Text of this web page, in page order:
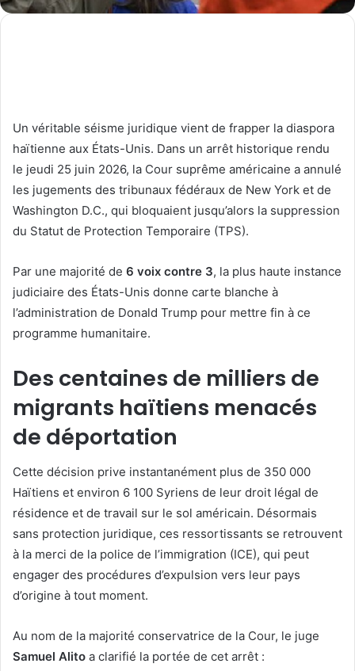
Un véritable séisme juridique vient de frapper la diaspora
haïtienne aux États-Unis. Dans un arrêt historique rendu
le jeudi 25 juin 2026, la Cour suprême américaine a annulé
les jugements des tribunaux fédéraux de New York et de
Washington D.C., qui bloquaient jusqu’alors la suppression
du Statut de Protection Temporaire (TPS).
Par une majorité de 6 voix contre 3, la plus haute instance
judiciaire des États-Unis donne carte blanche à
l’administration de Donald Trump pour mettre fin à ce
programme humanitaire.
Des centaines de milliers de
migrants haïtiens menacés
de déportation
Cette décision prive instantanément plus de 350 000
Haïtiens et environ 6 100 Syriens de leur droit légal de
résidence et de travail sur le sol américain. Désormais
sans protection juridique, ces ressortissants se retrouvent
à la merci de la police de l’immigration (ICE), qui peut
engager des procédures d’expulsion vers leur pays
d’origine à tout moment.
Au nom de la majorité conservatrice de la Cour, le juge
Samuel Alito a clarifié la portée de cet arrêt :